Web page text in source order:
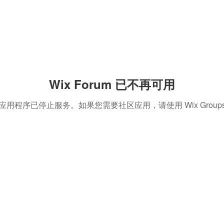
Wix Forum 已不再可用
用程序已停止服务。如果您需要社区应用，请使用 Wix